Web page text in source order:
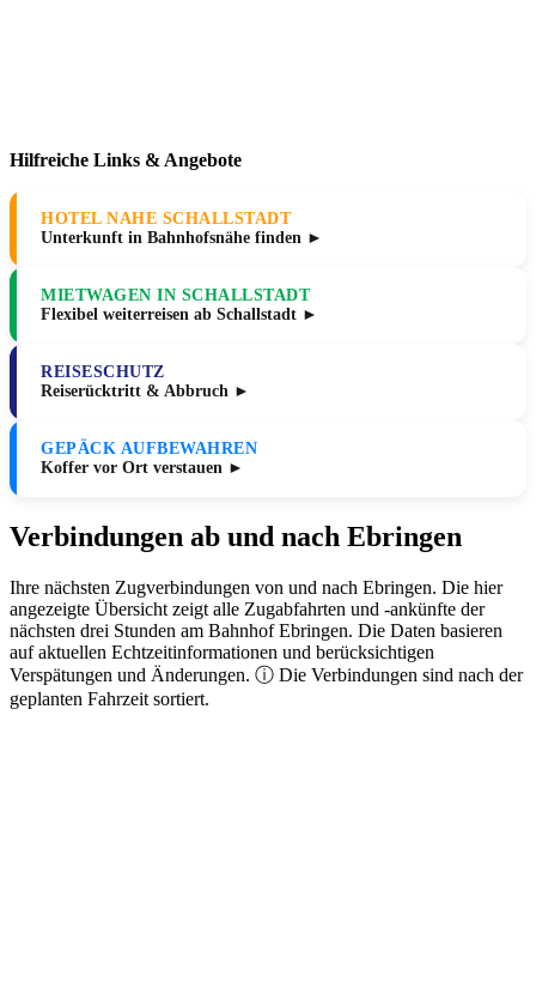
Hilfreiche Links & Angebote
HOTEL NAHE SCHALLSTADT
Unterkunft in Bahnhofsnähe finden ►
MIETWAGEN IN SCHALLSTADT
Flexibel weiterreisen ab Schallstadt ►
REISESCHUTZ
Reiserücktritt & Abbruch ►
GEPÄCK AUFBEWAHREN
Koffer vor Ort verstauen ►
Verbindungen ab und nach Ebringen
Ihre nächsten Zugverbindungen von und nach Ebringen. Die hier
angezeigte Übersicht zeigt alle Zugabfahrten und -ankünfte der
nächsten drei Stunden am Bahnhof Ebringen. Die Daten basieren
auf aktuellen Echtzeitinformationen und berücksichtigen
Verspätungen und Änderungen. ⓘ Die Verbindungen sind nach der
geplanten Fahrzeit sortiert.